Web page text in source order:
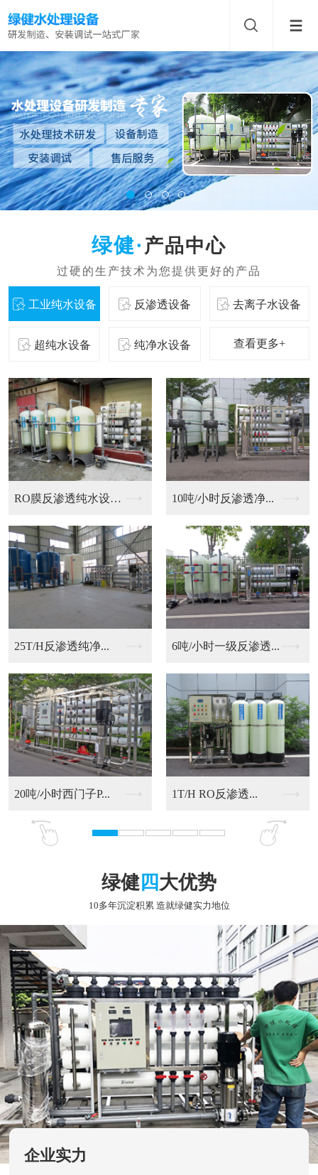
产品中心
工业纯水设备 反渗透设备 去离子水设备
超纯水设备 纯净水设备 查看更多+
二级反渗透纯化水设备... 10吨/小时反渗透净...
6吨/小时一级反渗透... 20吨/小时西门子P...
RO反渗透净化水设备 9T/H RO反渗透...
绿健 四大优势
10多年沉淀积累 造就绿健实力地位
企业实力